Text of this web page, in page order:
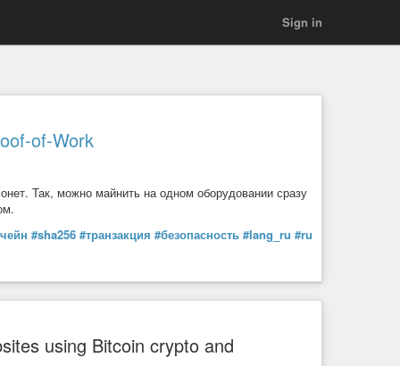
Sign in
of-Work
Так, можно майнить на одном оборудовании сразу
#sha256 #транзакция #безопасность #lang_ru #ru
using Bitcoin crypto and